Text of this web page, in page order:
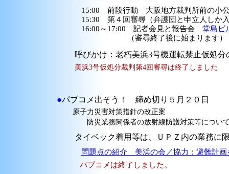
15:00 前段行動 大阪地方裁判所前の小
15:30 第４回審尋（弁護団と申立人しか入
16:00～17:00 記者会見と報告会 堂島
（審尋終了後に始まります）
呼びかけ：老朽美浜3号機運転禁止仮処分
美浜3号仮処分裁判第4回審尋は終了しました
●パブコメ出そう！ 締め切り５月２０日
原子力災害対策指針の改正案
防災業務関係者の放射線防護対策等につい
タイベック着用等は、ＵＰＺ内の業務に
問題点の紹介 美浜の会／協力：避難計画
パブコメは終了しました。